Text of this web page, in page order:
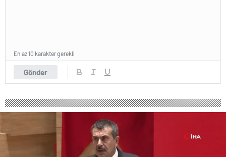
Gönder
En az 10 karakter gerekli